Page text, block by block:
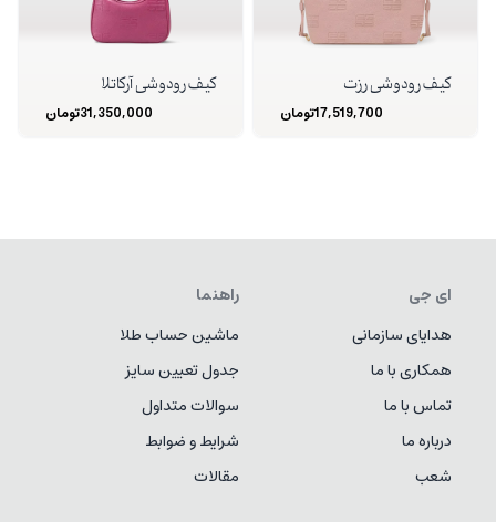
کیف رودوشی رزت
17,519,700تومان
کیف رودوشی آرکاتلا
31,350,000تومان
ای جی
هدایای سازمانی
همکاری با ما
تماس با ما
درباره ما
شعب
راهنما
ماشین حساب طلا
جدول تعیین سایز
سوالات متداول
شرایط و ضوابط
مقالات